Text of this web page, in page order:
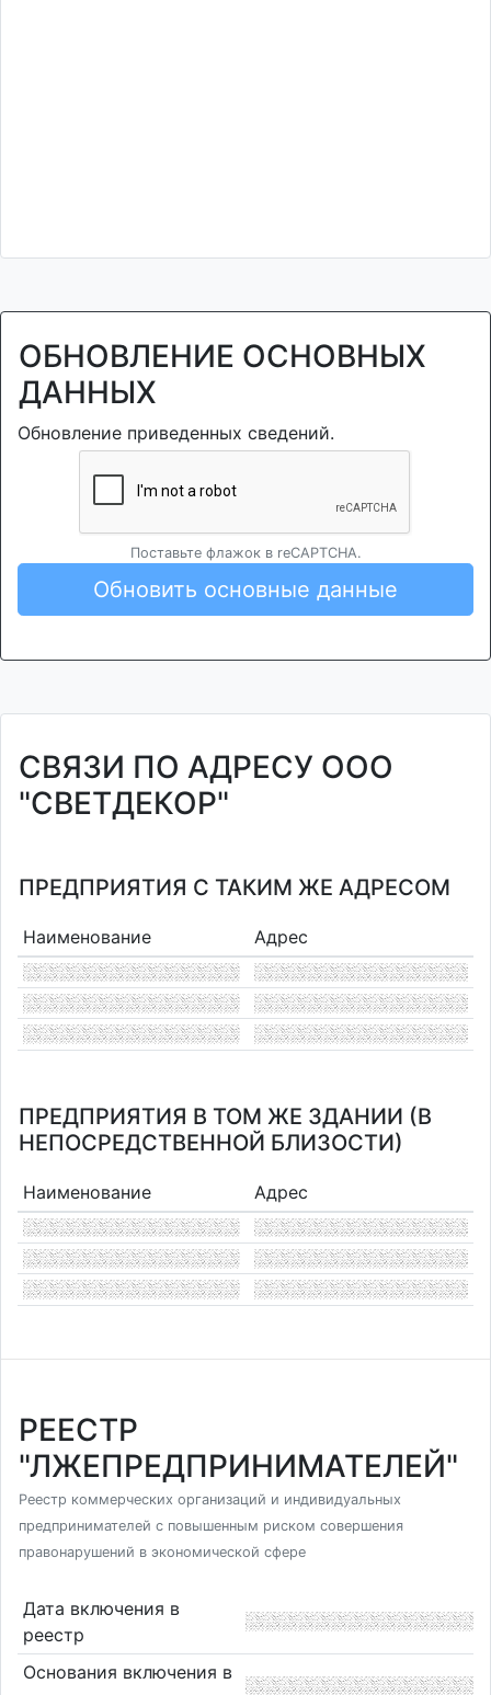
ОБНОВЛЕНИЕ ОСНОВНЫХ
ДАННЫХ
Обновление приведенных сведений.
Поставьте флажок в reCAPTCHA.
Обновить основные данные
СВЯЗИ ПО АДРЕСУ ООО
"СВЕТДЕКОР"
ПРЕДПРИЯТИЯ С ТАКИМ ЖЕ АДРЕСОМ
Наименование Адрес
ПРЕДПРИЯТИЯ В ТОМ ЖЕ ЗДАНИИ (В
НЕПОСРЕДСТВЕННОЙ БЛИЗОСТИ)
Наименование Адрес
РЕЕСТР
"ЛЖЕПРЕДПРИНИМАТЕЛЕЙ"
Реестр коммерческих организаций и индивидуальных
предпринимателей с повышенным риском совершения
правонарушений в экономической сфере
Дата включения в
реестр
Основания включения в